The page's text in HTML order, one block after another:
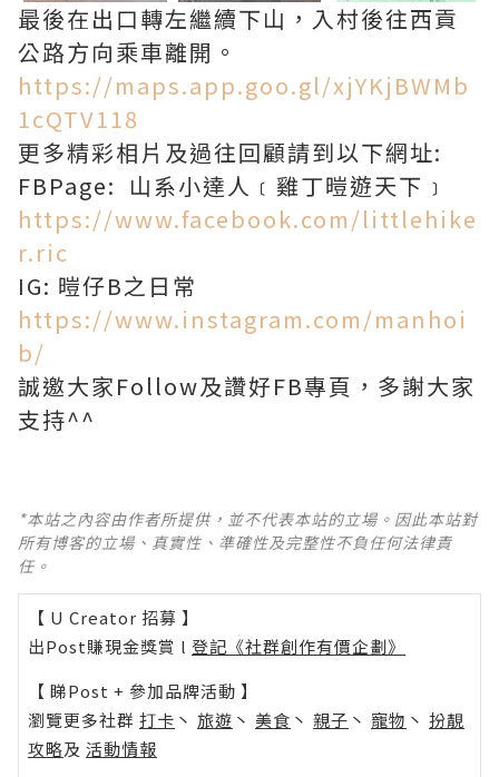
最後在出口轉左繼續下山，入村後往西貢
公路方向乘車離開。
https://maps.app.goo.gl/xjYKjBWMb
1cQTV118
更多精彩相片及過往回顧請到以下網址:
FBPage: 山系小達人﹝雞丁暟遊天下﹞
https://www.facebook.com/littlehike
r.ric
IG: 暟仔B之日常
https://www.instagram.com/manhoi
b/
誠邀大家Follow及讚好FB專頁，多謝大家
支持^^
*本站之內容由作者所提供，並不代表本站的立場。因此本站對
所有博客的立場、真實性、準確性及完整性不負任何法律責
任。
【 U Creator 招募 】
出Post賺現金獎賞 l 登記《社群創作有價企劃》
【 睇Post + 參加品牌活動 】
瀏覽更多社群 打卡 丶 旅遊 丶 美食 丶 親子 丶 寵物 丶 扮靚
攻略及 活動情報